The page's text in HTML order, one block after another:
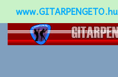
www.GITARPENGETO.hu
Népszerű-